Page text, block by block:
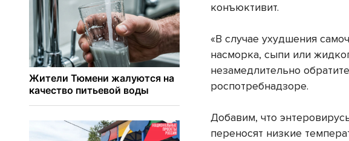
конъюктивит.
«В случае ухудшения
насморка, сыпи или
незамедлительно
роспотребнадзоре.
Добавим, что
переносят низкие